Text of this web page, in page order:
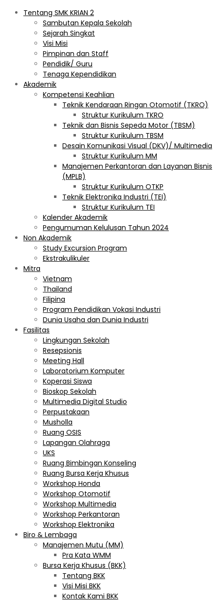
Tentang SMK KRIAN 2
Sambutan Kepala Sekolah
Sejarah Singkat
Visi Misi
Pimpinan dan Staff
Pendidik/ Guru
Tenaga Kependidikan
Akademik
Kompetensi Keahlian
Teknik Kendaraan Ringan Otomotif (TKRO)
Struktur Kurikulum TKRO
Teknik dan Bisnis Sepeda Motor (TBSM)
Struktur Kurikulum TBSM
Desain Komunikasi Visual (DKV)/ Multimedia
Struktur Kurikulum MM
Manajemen Perkantoran dan Layanan Bisnis
(MPLB)
Struktur Kurikulum OTKP
Teknik Elektronika Industri (TEI)
Struktur Kurikulum TEI
Kalender Akademik
Pengumuman Kelulusan Tahun 2024
Non Akademik
Study Excursion Program
Ekstrakulikuler
Mitra
Vietnam
Thailand
Filipina
Program Pendidikan Vokasi Industri
Dunia Usaha dan Dunia Industri
Fasilitas
Lingkungan Sekolah
Resepsionis
Meeting Hall
Laboratorium Komputer
Koperasi Siswa
Bioskop Sekolah
Multimedia Digital Studio
Perpustakaan
Musholla
Ruang OSIS
Lapangan Olahraga
UKS
Ruang Bimbingan Konseling
Ruang Bursa Kerja Khusus
Workshop Honda
Workshop Otomotif
Workshop Multimedia
Workshop Perkantoran
Workshop Elektronika
Biro & Lembaga
Manajemen Mutu (MM)
Pra Kata WMM
Bursa Kerja Khusus (BKK)
Tentang BKK
Visi Misi BKK
Kontak Kami BKK